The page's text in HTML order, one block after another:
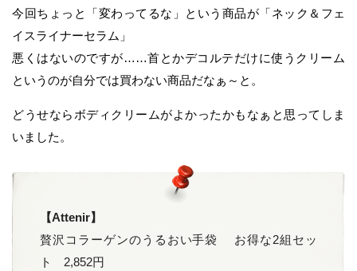
今回ちょっと「変わってるな」という商品が「ネック＆フェ
イスライナーセラム」
悪くはないのですが……首とかデコルテだけに使うクリーム
というのが自分では買わない商品だなぁ～と。
どうせならボディクリームがよかったかもなぁと思ってしま
いました。
【Attenir】
贅沢コラーゲンのうるおい手袋 お得な2組セッ
ト 2,852円